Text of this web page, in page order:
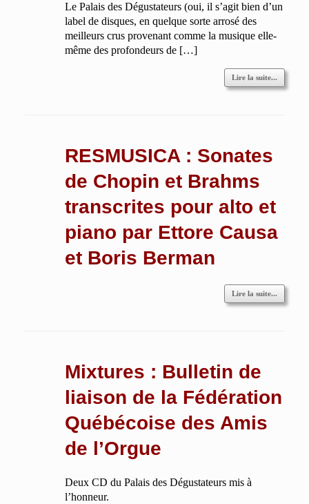
Le Palais des Dégustateurs (oui, il s’agit bien d’un
label de disques, en quelque sorte arrosé des
meilleurs crus provenant comme la musique elle-
même des profondeurs de […]
Lire la suite...
RESMUSICA : Sonates
de Chopin et Brahms
transcrites pour alto et
piano par Ettore Causa
et Boris Berman
Lire la suite...
Mixtures : Bulletin de
liaison de la Fédération
Québécoise des Amis
de l’Orgue
Deux CD du Palais des Dégustateurs mis à
l’honneur.